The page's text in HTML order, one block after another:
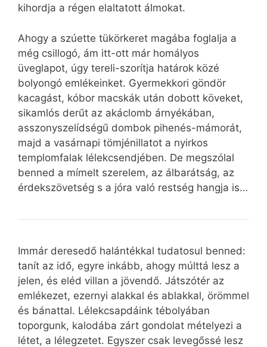
kihordja a régen elaltatott álmokat.
Ahogy a szúette tükörkeret magába foglalja a
még csillogó, ám itt-ott már homályos
üveglapot, úgy tereli-szorítja határok közé
bolyongó emlékeinket. Gyermekkori göndör
kacagást, kóbor macskák után dobott köveket,
sikamlós derűt az akáclomb árnyékában,
asszonyszelídségű dombok pihenés-mámorát,
majd a vasárnapi tömjénillatot a nyirkos
templomfalak lélekcsendjében. De megszólal
benned a mímelt szerelem, az álbarátság, az
érdekszövetség s a jóra való restség hangja is…
Immár deresedő halántékkal tudatosul benned:
tanít az idő, egyre inkább, ahogy múlttá lesz a
jelen, és eléd villan a jövendő. Játszótér az
emlékezet, ezernyi alakkal és ablakkal, örömmel
és bánattal. Lélekcsapdáink tébolyában
toporgunk, kalodába zárt gondolat mételyezi a
létet, a lélegzetet. Egyszer csak levegőssé lesz